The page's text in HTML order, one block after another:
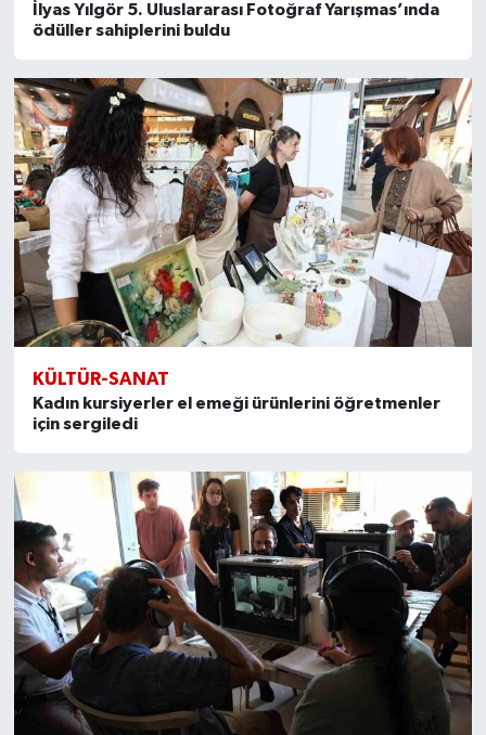
İlyas Yılgör 5. Uluslararası Fotoğraf Yarışmas’ında
ödüller sahiplerini buldu
KÜLTÜR-SANAT
Kadın kursiyerler el emeği ürünlerini öğretmenler
için sergiledi